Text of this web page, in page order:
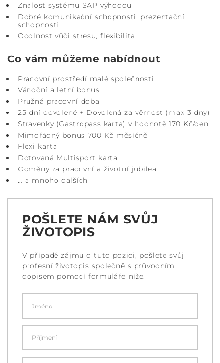
Znalost systému SAP výhodou
Dobré komunikační schopnosti, prezentační
schopnosti
Odolnost vůči stresu, flexibilita
Co vám můžeme nabídnout
Pracovní prostředí malé společnosti
Vánoční a letní bonus
Pružná pracovní doba
25 dní dovolené + Dovolená za věrnost (max 3 dny)
Stravenky (Gastropass karta) v hodnotě 170 Kč/den
Mimořádný bonus 700 Kč měsíčně
Flexi karta
Dotovaná Multisport karta
Odměny za pracovní a životní jubilea
… a mnoho dalších
POŠLETE NÁM SVŮJ
ŽIVOTOPIS
V případě zájmu o tuto pozici, pošlete svůj
profesní životopis společně s průvodním
dopisem pomocí formuláře níže.